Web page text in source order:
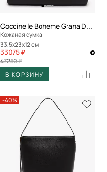
Coccinelle Boheme Grana Double
Кожаная сумка
33,5x23x12 см
33075 ₽
47250 ₽
В КОРЗИНУ
-40%